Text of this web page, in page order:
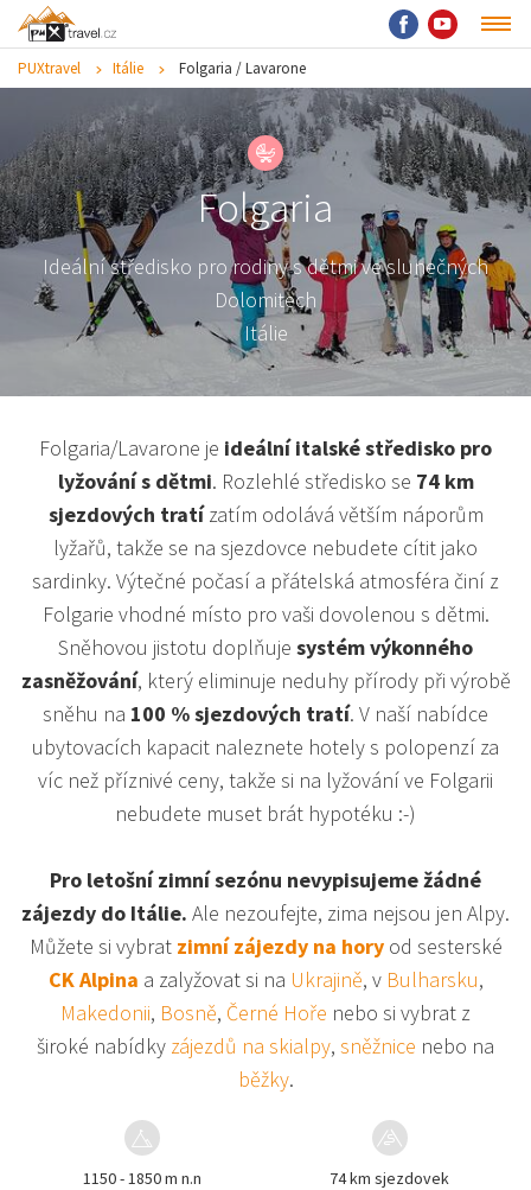
PUXtravel Itálie Folgaria / Lavarone
Folgaria
Ideální středisko pro rodiny s dětmi ve slunečných
Dolomitech
Itálie
Folgaria/Lavarone je ideální italské středisko pro
lyžování s dětmi. Rozlehlé středisko se 74 km
sjezdových tratízatím odolává větším náporům
lyžařů, takže se na sjezdovce nebudete cítit jako
sardinky. Výtečné počasí a přátelská atmosféra činí z
Folgarie vhodné místo pro vaši dovolenou s dětmi.
Sněhovou jistotu doplňuje systém výkonného
zasněžování, který eliminuje neduhy přírody při výrobě
sněhu na 100 % sjezdových tratí. V naší nabídce
ubytovacích kapacit naleznete hotely s polopenzí za
víc než příznivé ceny, takže si na lyžování ve Folgarii
nebudete muset brát hypotéku :-)
Pro letošní zimní sezónu nevypisujeme žádné
zájezdy do Itálie. Ale nezoufejte, zima nejsou jen Alpy.
Můžete si vybrat zimní zájezdy na horyod sesterské
CK Alpina a zalyžovat si na Ukrajině, v Bulharsku,
Makedonii, Bosně, Černé Hoře nebo si vybrat z
široké nabídky zájezdů na skialpy, sněžnice nebo na
běžky.
1150 - 1850 m n.n 74 km sjezdovek